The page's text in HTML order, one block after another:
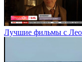
Лучшие фильмы с